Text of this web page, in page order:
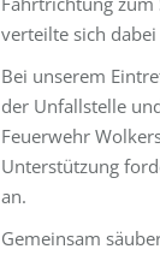
verteilte sich
Bei unserem
der Unfallstelle
Feuerwehr
Unterstützung
an.
Gemeinsam